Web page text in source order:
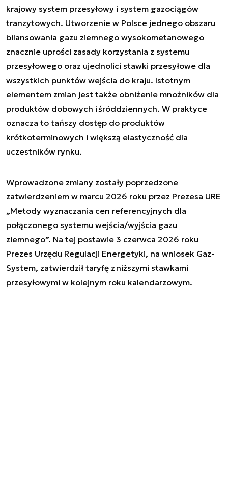
krajowy system przesyłowy i system gazociągów
tranzytowych. Utworzenie w Polsce jednego obszaru
bilansowania gazu ziemnego wysokometanowego
znacznie uprości zasady korzystania z systemu
przesyłowego oraz ujednolici stawki przesyłowe dla
wszystkich punktów wejścia do kraju. Istotnym
elementem zmian jest także obniżenie mnożników dla
produktów dobowych i śróddziennych. W praktyce
oznacza to tańszy dostęp do produktów
krótkoterminowych i większą elastyczność dla
uczestników rynku.
Wprowadzone zmiany zostały poprzedzone
zatwierdzeniem w marcu 2026 roku przez Prezesa URE
„Metody wyznaczania cen referencyjnych dla
połączonego systemu wejścia/wyjścia gazu
ziemnego”. Na tej postawie 3 czerwca 2026 roku
Prezes Urzędu Regulacji Energetyki, na wniosek Gaz-
System, zatwierdził taryfę z niższymi stawkami
przesyłowymi w kolejnym roku kalendarzowym.